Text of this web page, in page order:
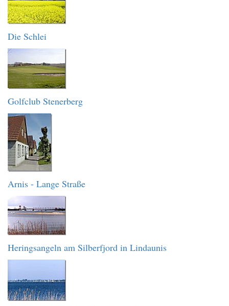
Die Schlei
Golfclub Stenerberg
Arnis - Lange Straße
Heringsangeln am Silberfjord in Lindaunis